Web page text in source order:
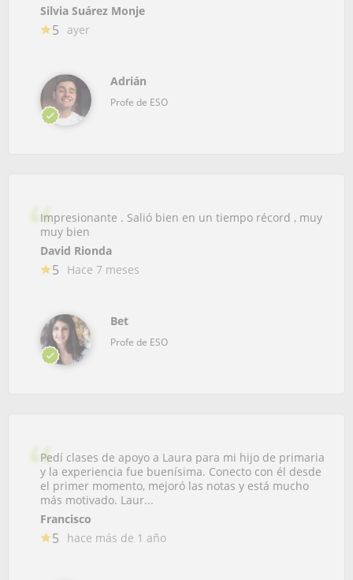
Silvia Suárez Monje
5 ayer
Adrián
Profe de ESO
Impresionante . Salió bien en un tiempo récord , muy
muy bien
David Rionda
5 Hace 7 meses
Bet
Profe de ESO
Pedí clases de apoyo a Laura para mi hijo de primaria
y la experiencia fue buenísima. Conecto con él desde
el primer momento, mejoró las notas y está mucho
más motivado. Laur...
Francisco
5 hace más de 1 año